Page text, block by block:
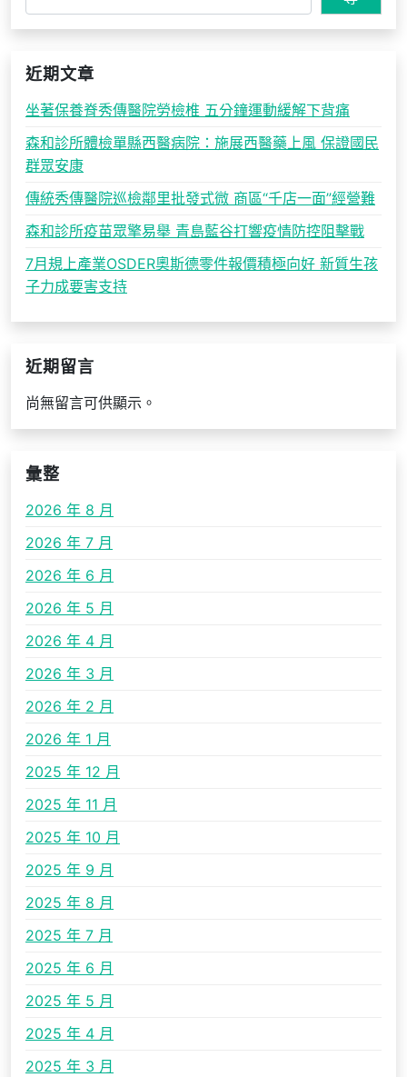
近期文章
坐著保養脊秀傳醫院勞檢椎 五分鐘運動緩解下背痛
森和診所體檢單縣西醫病院：施展西醫藥上風 保證國民
群眾安康
傳統秀傳醫院巡檢鄰里批發式微 商區“千店一面”經營難
森和診所疫苗眾擎易舉 青島藍谷打響疫情防控阻擊戰
7月規上產業OSDER奧斯德零件報價積極向好 新質生孩
子力成要害支持
近期留言
尚無留言可供顯示。
彙整
2026 年 8 月
2026 年 7 月
2026 年 6 月
2026 年 5 月
2026 年 4 月
2026 年 3 月
2026 年 2 月
2026 年 1 月
2025 年 12 月
2025 年 11 月
2025 年 10 月
2025 年 9 月
2025 年 8 月
2025 年 7 月
2025 年 6 月
2025 年 5 月
2025 年 4 月
2025 年 3 月